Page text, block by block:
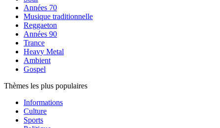
Années 70
Musique traditionnelle
Reggaeton
Années 90
Trance
Heavy Metal
Ambient
Gospel
Thèmes les plus populaires
Informations
Culture
Sports